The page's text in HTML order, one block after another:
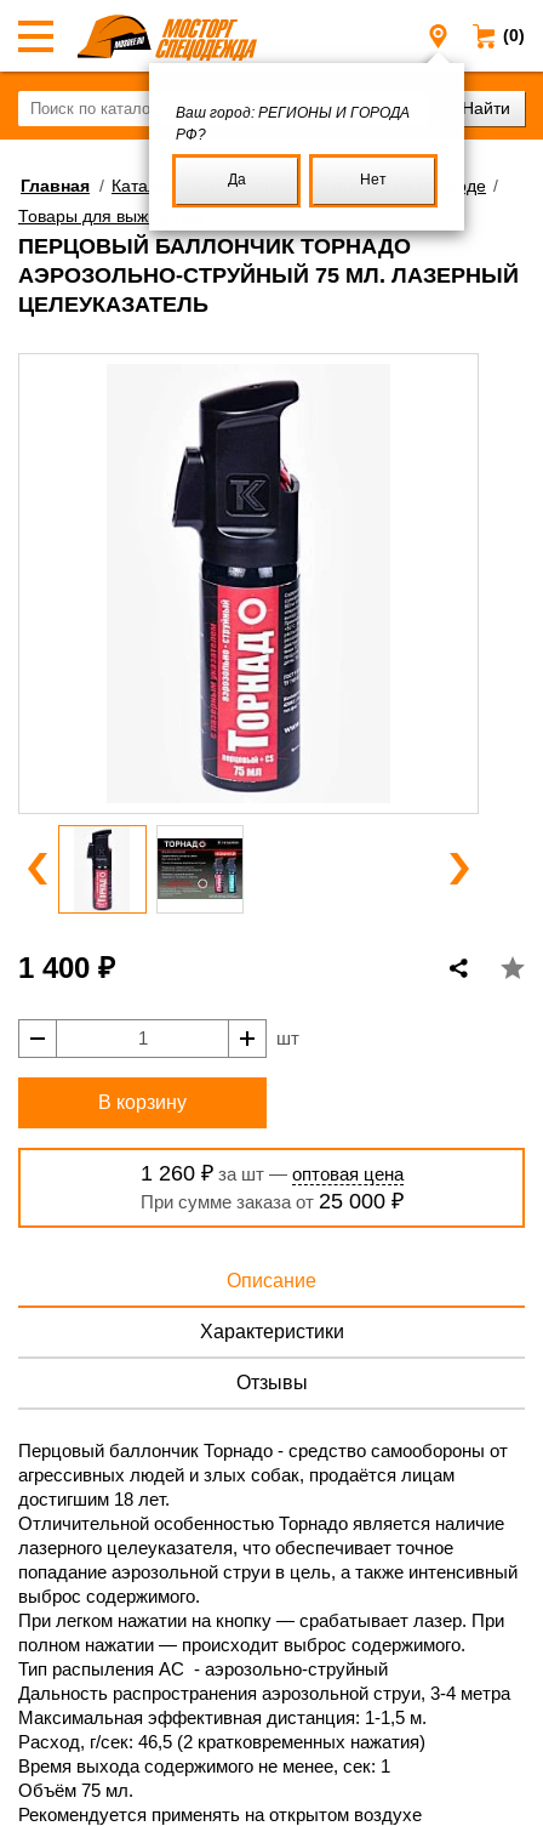
(0)
Регионы
Ваш город: РЕГИОНЫ И ГОРОДА
РФ?
Да Нет
Главная / Каталог Снаряжение для отдыха на природе /
Товары для выживания
ПЕРЦОВЫЙ БАЛЛОНЧИК ТОРНАДО
АЭРОЗОЛЬНО-СТРУЙНЫЙ 75 МЛ. ЛАЗЕРНЫЙ
ЦЕЛЕУКАЗАТЕЛЬ
1 400 ₽
шт
В корзину
1 260 ₽за шт — оптовая цена
При сумме заказа от 25 000 ₽
Описание
Характеристики
Отзывы
Перцовый баллончик Торнадо - средство самообороны от
агрессивных людей и злых собак, продаётся лицам
достигшим 18 лет.
Отличительной особенностью Торнадо является наличие
лазерного целеуказателя, что обеспечивает точное
попадание аэрозольной струи в цель, а также интенсивный
выброс содержимого.
При легком нажатии на кнопку — срабатывает лазер. При
полном нажатии — происходит выброс содержимого.
Тип распыления АC - аэрозольно-струйный
Дальность распространения аэрозольной струи, 3-4 метра
Максимальная эффективная дистанция: 1-1,5 м.
Расход, г/сек: 46,5 (2 кратковременных нажатия)
Время выхода содержимого не менее, сек: 1
Объём 75 мл.
Рекомендуется применять на открытом воздухе